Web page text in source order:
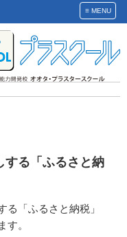
≡MENU
する「ふるさと納
「ふるさと納税」
す。